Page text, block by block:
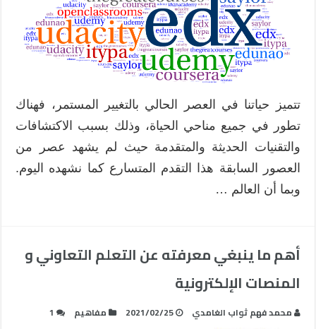
تتميز حياتنا في العصر الحالي بالتغيير المستمر، فهناك
تطور في جميع مناحي الحياة، وذلك بسبب الاكتشافات
والتقنيات الحديثة والمتقدمة حيث لم يشهد عصر من
العصور السابقة هذا التقدم المتسارع كما نشهده اليوم.
وبما أن العالم …
أهم ما ينبغي معرفته عن التعلم التعاوني و
المنصات الإلكترونية
محمد فهم ثواب الغامدي 2021/02/25 مفاهيم 1